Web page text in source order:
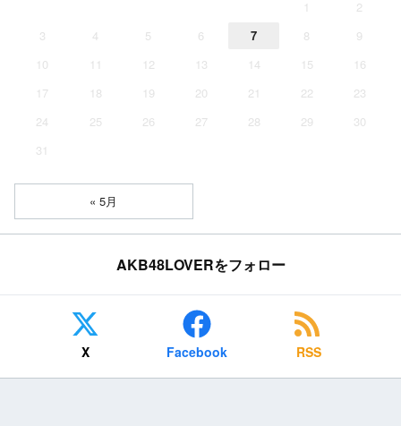
1
2
3
4 5 6 7 8
9
10
11 12 13 14 15
16
17
18 19 20 21 22
23
24
25 26 27 28 29
30
31
« 5月
AKB48LOVERをフォロー
X Facebook RSS